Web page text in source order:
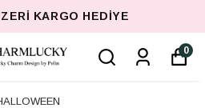
KARGO HEDIYE
0